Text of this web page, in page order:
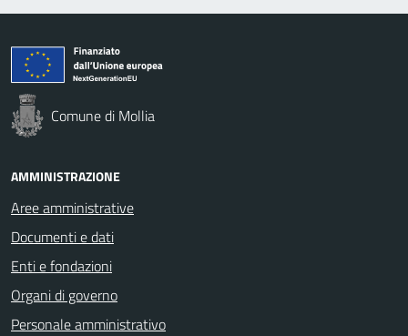
Comune di Mollia
AMMINISTRAZIONE
Aree amministrative
Documenti e dati
Enti e fondazioni
Organi di governo
Personale amministrativo